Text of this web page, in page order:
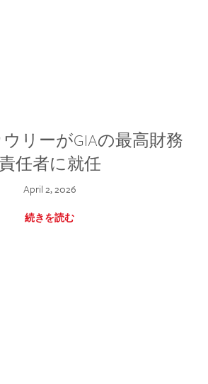
リーがGIAの最高財務
任者に就任
April 2, 2026
続きを読む